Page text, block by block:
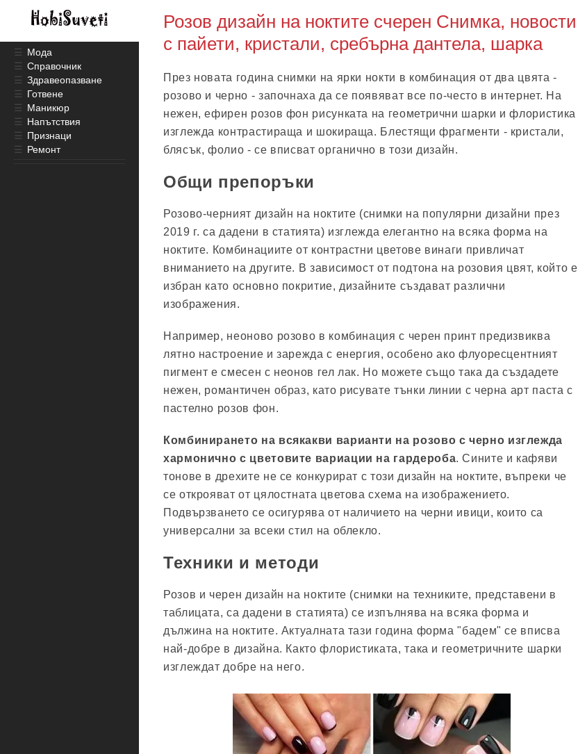
Розов дизайн на ноктите счерен Снимка, новости
с пайети, кристали, сребърна дантела, шарка
През новата година снимки на ярки нокти в комбинация от два цвята -
розово и черно - започнаха да се появяват все по-често в интернет. На
нежен, ефирен розов фон рисунката на геометрични шарки и флористика
изглежда контрастираща и шокираща. Блестящи фрагменти - кристали,
блясък, фолио - се вписват органично в този дизайн.
Общи препоръки
Розово-черният дизайн на ноктите (снимки на популярни дизайни през
2019 г. са дадени в статията) изглежда елегантно на всяка форма на
ноктите. Комбинациите от контрастни цветове винаги привличат
вниманието на другите. В зависимост от подтона на розовия цвят, който е
избран като основно покритие, дизайните създават различни
изображения.
Например, неоново розово в комбинация с черен принт предизвиква
лятно настроение и зарежда с енергия, особено ако флуоресцентният
пигмент е смесен с неонов гел лак. Но можете също така да създадете
нежен, романтичен образ, като рисувате тънки линии с черна арт паста с
пастелно розов фон.
Комбинирането на всякакви варианти на розово с черно изглежда
хармонично с цветовите вариации на гардероба. Сините и кафяви
тонове в дрехите не се конкурират с този дизайн на ноктите, въпреки че
се открояват от цялостната цветова схема на изображението.
Подвързването се осигурява от наличието на черни ивици, които са
универсални за всеки стил на облекло.
Техники и методи
Розов и черен дизайн на ноктите (снимки на техниките, представени в
таблицата, са дадени в статията) се изпълнява на всяка форма и
дължина на ноктите. Актуалната тази година форма "бадем" се вписва
най-добре в дизайна. Както флористиката, така и геометричните шарки
изглеждат добре на него.
☰ Мода
☰ Справочник
☰ Здравеопазване
☰ Готвене
☰ Маникюр
☰ Напътствия
☰ Признаци
☰ Ремонт